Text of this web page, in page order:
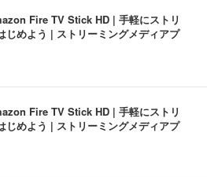
Fire TV Stick HD | 手軽にストリ
じめよう | ストリーミングメディアプ
Fire TV Stick HD | 手軽にストリ
じめよう | ストリーミングメディアプ